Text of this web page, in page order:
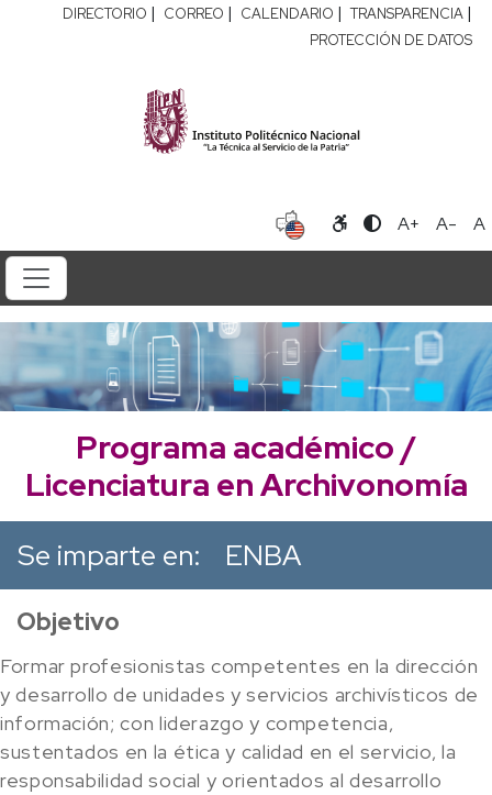
DIRECTORIO | CORREO | CALENDARIO | TRANSPARENCIA |
PROTECCIÓN DE DATOS
A+ A- A
Programa académico /
Licenciatura en Archivonomía
Se imparte en: ENBA
Objetivo
Formar profesionistas competentes en la dirección
y desarrollo de unidades y servicios archivísticos de
información; con liderazgo y competencia,
sustentados en la ética y calidad en el servicio, la
responsabilidad social y orientados al desarrollo